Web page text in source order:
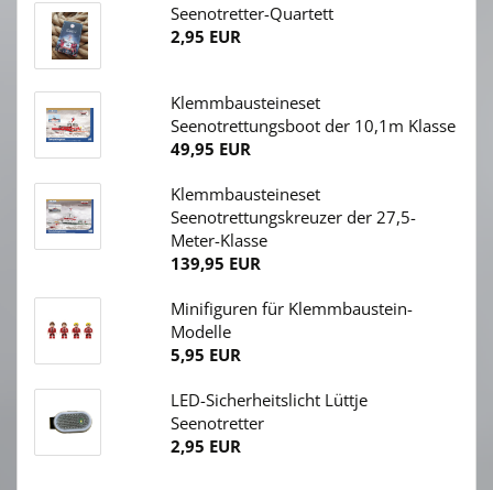
Seenotretter-Quartett
2,95 EUR
Klemmbausteineset
Seenotrettungsboot der 10,1m Klasse
49,95 EUR
Klemmbausteineset
Seenotrettungskreuzer der 27,5-
Meter-Klasse
139,95 EUR
Minifiguren für Klemmbaustein-
Modelle
5,95 EUR
LED-Sicherheitslicht Lüttje
Seenotretter
2,95 EUR